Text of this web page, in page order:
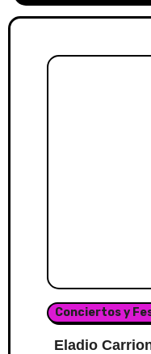
Conciertos y
Eladio